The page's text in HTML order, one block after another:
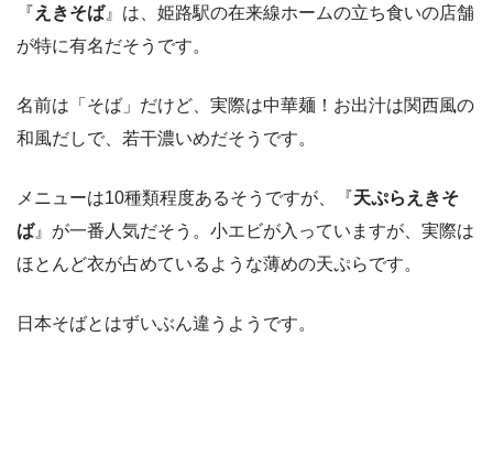
『えきそば』は、姫路駅の在来線ホームの立ち食いの店舗
が特に有名だそうです。
名前は「そば」だけど、実際は中華麺！お出汁は関西風の
和風だしで、若干濃いめだそうです。
メニューは10種類程度あるそうですが、『天ぷらえきそ
ば』が一番人気だそう。小エビが入っていますが、実際は
ほとんど衣が占めているような薄めの天ぷらです。
日本そばとはずいぶん違うようです。